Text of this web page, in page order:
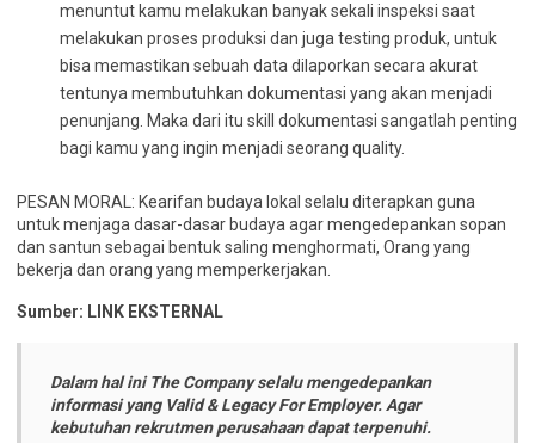
menuntut kamu melakukan banyak sekali inspeksi saat
melakukan proses produksi dan juga testing produk, untuk
bisa memastikan sebuah data dilaporkan secara akurat
tentunya membutuhkan dokumentasi yang akan menjadi
penunjang. Maka dari itu skill dokumentasi sangatlah penting
bagi kamu yang ingin menjadi seorang quality.
PESAN MORAL: Kearifan budaya lokal selalu diterapkan guna
untuk menjaga dasar-dasar budaya agar mengedepankan sopan
dan santun sebagai bentuk saling menghormati, Orang yang
bekerja dan orang yang memperkerjakan.
Sumber: LINK EKSTERNAL
Dalam hal ini The Company selalu mengedepankan
informasi yang Valid & Legacy For Employer. Agar
kebutuhan rekrutmen perusahaan dapat terpenuhi.